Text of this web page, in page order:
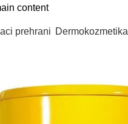
content
prehrani Dermokozmetika